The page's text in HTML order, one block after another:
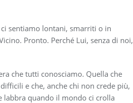
sentiamo lontani, smarriti o in
Pronto. Perché Lui, senza di noi,
che tutti conosciamo. Quella che
e che, anche chi non crede più,
labbra quando il mondo ci crolla